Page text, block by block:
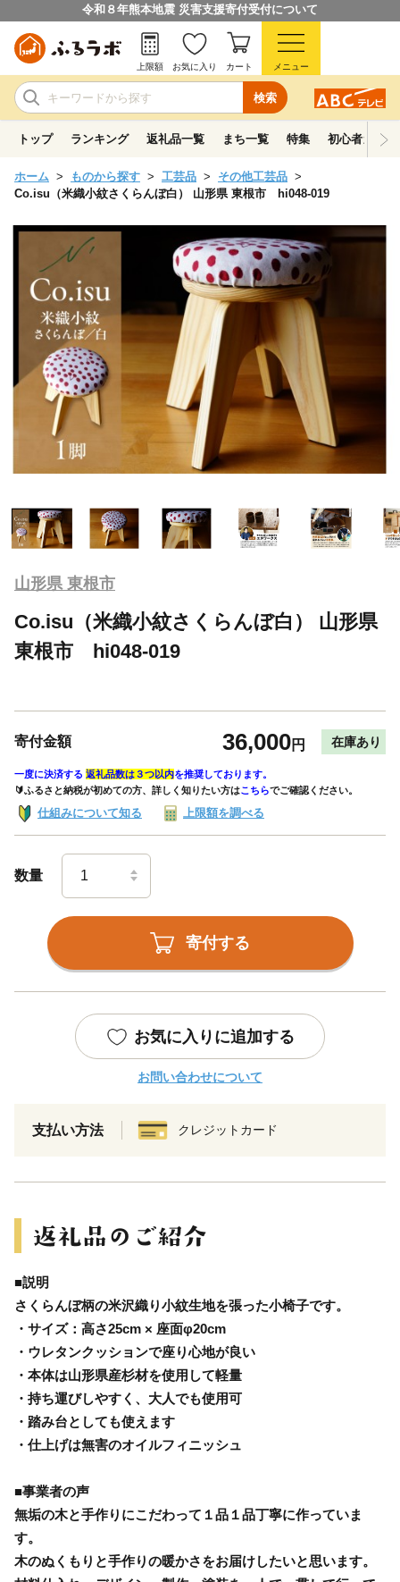
令和８年熊本地震 災害支援寄付受付について
検索
上限額 お気に入り カート メニュー
トップ ランキング 返礼品一覧 まち一覧 特集 初心者ガイド
ホーム ものから探す 工芸品
その他工芸品
Co.isu（米織小紋さくらんぼ白） 山形県 東根市 hi048-019
山形県 東根市
Co.isu（米織小紋さくらんぼ白） 山形県
東根市 hi048-019
寄付金額 36,000円 在庫あり
一度に決済する 返礼品数は３つ以内を推奨しております。
🔰ふるさと納税が初めての方、詳しく知りたい方はこちらでご確認ください。
仕組みについて知る 上限額を調べる
数量
寄付する
お気に入りに追加する
お問い合わせについて
支払い方法 クレジットカード
■説明
さくらんぼ柄の米沢織り小紋生地を張った小椅子です。
・サイズ：高さ25cm × 座面φ20cm
・ウレタンクッションで座り心地が良い
・本体は山形県産杉材を使用して軽量
・持ち運びしやすく、大人でも使用可
・踏み台としても使えます
・仕上げは無害のオイルフィニッシュ
■事業者の声
無垢の木と手作りにこだわって１品１品丁寧に作っていま
す。
木のぬくもりと手作りの暖かさをお届けしたいと思います。